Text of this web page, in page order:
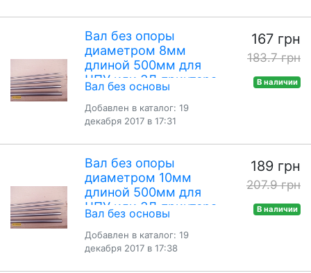
Вал без опоры
диаметром 8мм
длиной 500мм для
ЧПУ или 3Д принтера
Вал без основы
Добавлен в каталог: 19
декабря 2017 в 17:31
167 грн
183.7 грн
В наличии
Вал без опоры
диаметром 10мм
длиной 500мм для
ЧПУ или 3Д принтера
Вал без основы
Добавлен в каталог: 19
декабря 2017 в 17:38
189 грн
207.9 грн
В наличии